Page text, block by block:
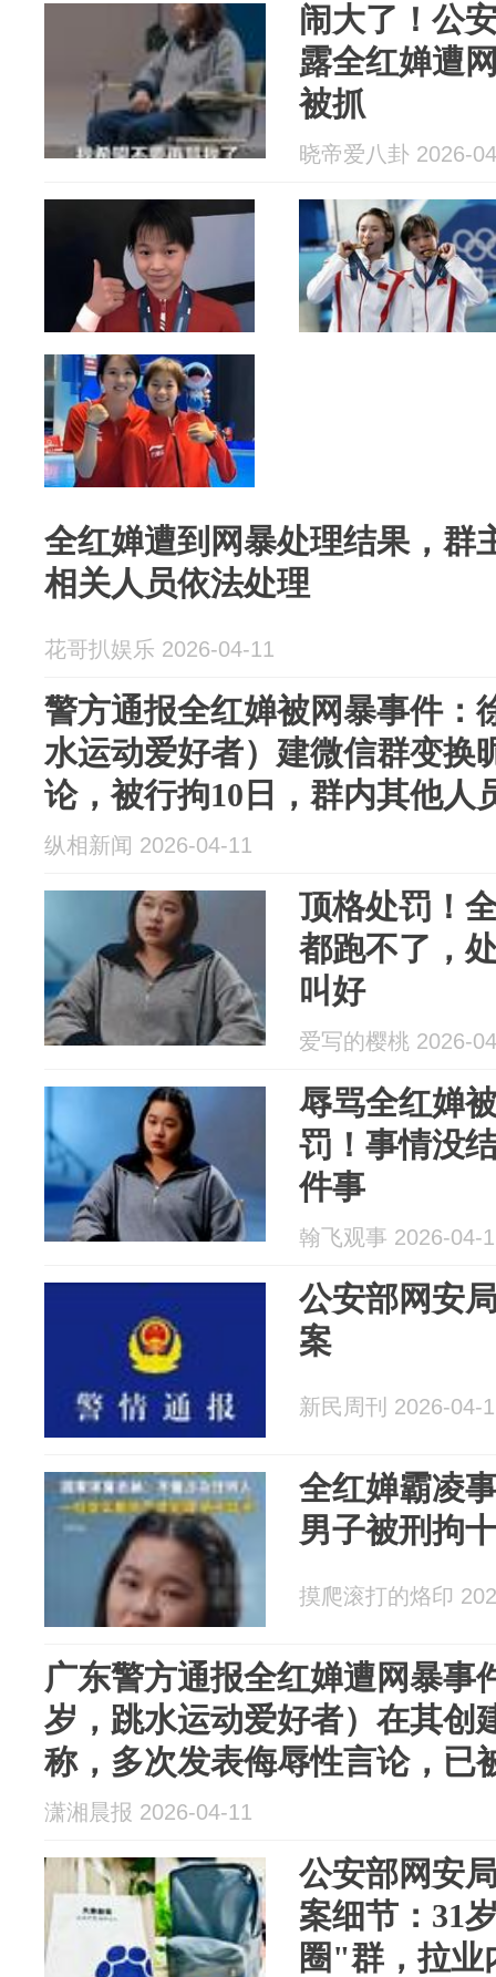
闹大了！公
露全红婵遭
被抓
晓帝爱八卦 2026-
全红婵遭到网暴处理结果，群
相关人员依法处理
花哥扒娱乐 2026-04-11
警方通报全红婵被网暴事件：
水运动爱好者）建微信群变换
论，被行拘10日，群内其他人
纵相新闻 2026-04-11
顶格处罚！
都跑不了，
叫好
爱写的樱桃 2026-
辱骂全红婵
罚！事情没
件事
翰飞观事 2026-04-
公安部网安
案
新民周刊 2026-04-
全红婵霸凌
男子被刑拘
摸爬滚打的烙印
广东警方通报全红婵遭网暴事
岁，跳水运动爱好者）在其创
称，多次发表侮辱性言论，已
潇湘晨报 2026-04-11
公安部网安
案细节：31
圈"群，拉业